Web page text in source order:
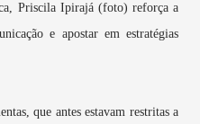
Priscila Ipirajá (foto) reforça a
e apostar em estratégias
que antes estavam restritas a